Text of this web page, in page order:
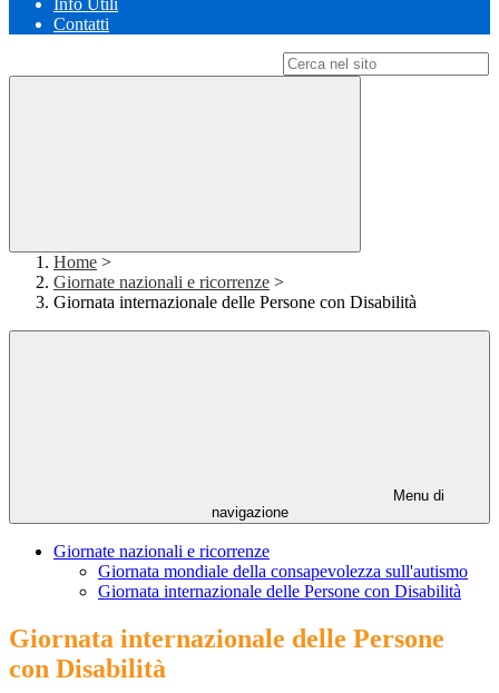
Info Utili
Contatti
Home >
Giornate nazionali e ricorrenze >
Giornata internazionale delle Persone con Disabilità
Menu di
navigazione
Giornate nazionali e ricorrenze
Giornata mondiale della consapevolezza sull'autismo
Giornata internazionale delle Persone con Disabilità
Giornata internazionale delle Persone
con Disabilità